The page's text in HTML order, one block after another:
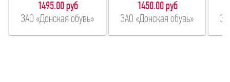
1495.00 руб
ЗАО «Донская обувь»
1450.00 руб
ЗАО «Донская обувь»